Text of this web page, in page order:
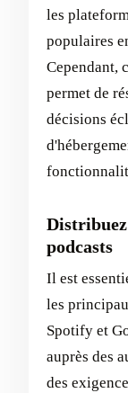
les
populaires
Cependant,
permet de
décisions
podcasts
Il est
les
Spotify et
auprès des
des